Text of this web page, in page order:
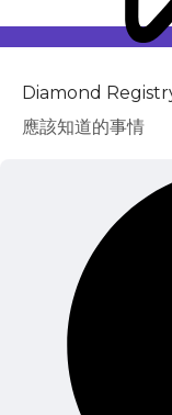
Diamond
應該知道的事情